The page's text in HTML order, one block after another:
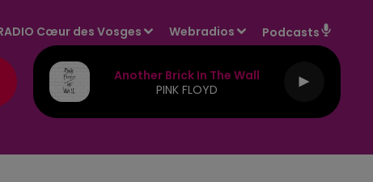
Cœur des Vosges Webradios Podcasts
Another Brick In The Wall
PINK FLOYD